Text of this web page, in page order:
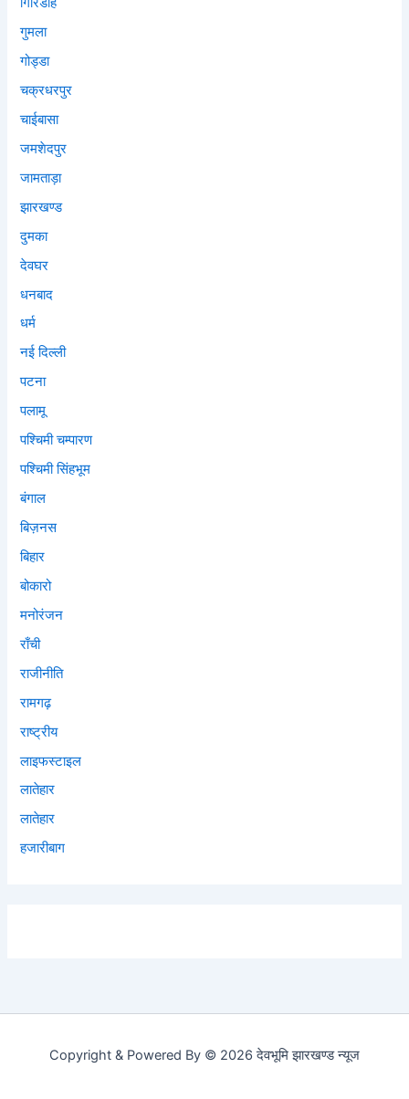
गुमला
गोड्डा
चक्रधरपुर
चाईबासा
जमशेदपुर
जामताड़ा
झारखण्ड
दुमका
देवघर
धनबाद
धर्म
नई दिल्ली
पटना
पलामू
पश्चिमी चम्पारण
पश्चिमी सिंहभूम
बंगाल
बिज़नस
बिहार
बोकारो
मनोरंजन
राँची
राजीनीति
रामगढ़
राष्ट्रीय
लाइफस्टाइल
लातेहार
लातेहार
हजारीबाग
Copyright & Powered By © 2026 देवभूमि झारखण्ड न्यूज